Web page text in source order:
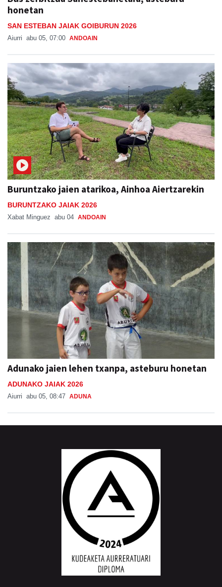
honetan
SAN ESTEBAN JAIAK GOIBURUN 2026
Aiurri abu 05, 07:00 ANDOAIN
Buruntzako jaien atarikoa, Ainhoa Aiertzarekin
BURUNTZAKO JAIAK 2026
Xabat Minguez abu 04 ANDOAIN
Adunako jaien lehen txanpa, asteburu honetan
ADUNAKO JAIAK 2026
Aiurri abu 05, 08:47 ADUNA